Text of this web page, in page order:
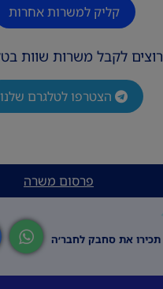
קליק למשרות אחרות
רוצים לקבל משרות שוות
הצטרפו לטלגרם שלנו
פרסום משרה
תכירו את סחבק לחבר׳ה